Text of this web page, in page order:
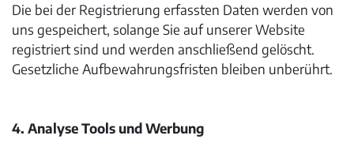
Die bei der Registrierung erfassten Daten werden von
uns gespeichert, solange Sie auf unserer Website
registriert sind und werden anschließend gelöscht.
Gesetzliche Aufbewahrungsfristen bleiben unberührt.
4. Analyse Tools und Werbung